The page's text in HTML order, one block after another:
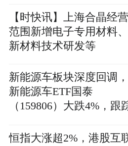
【时快讯】上海合晶经营
范围新增电子专用材料、
新材料技术研发等
新能源车板块深度回调，
新能源车ETF国泰
（159806）大跌4%，跟
间 即时
恒指大涨超2%，港股互